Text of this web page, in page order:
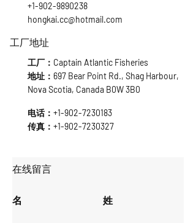
+1-902-9890238
hongkai.cc@hotmail.com
工厂地址
工厂：Captain Atlantic Fisheries
地址：697 Bear Point Rd., Shag Harbour,
Nova Scotia, Canada B0W 3B0
电话：+1-902-7230183
传真：+1-902-7230327
​在线留言
名 姓